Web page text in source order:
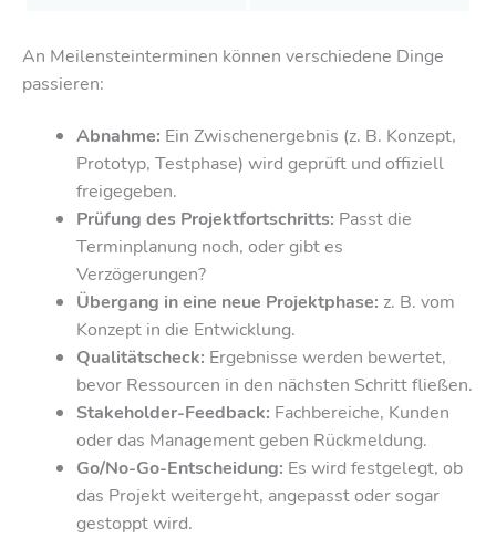
An Meilensteinterminen können verschiedene Dinge
passieren:
Abnahme: Ein Zwischenergebnis (z. B. Konzept,
Prototyp, Testphase) wird geprüft und offiziell
freigegeben.
Prüfung des Projektfortschritts: Passt die
Terminplanung noch, oder gibt es
Verzögerungen?
Übergang in eine neue Projektphase: z. B. vom
Konzept in die Entwicklung.
Qualitätscheck: Ergebnisse werden bewertet,
bevor Ressourcen in den nächsten Schritt fließen.
Stakeholder-Feedback: Fachbereiche, Kunden
oder das Management geben Rückmeldung.
Go/No-Go-Entscheidung: Es wird festgelegt, ob
das Projekt weitergeht, angepasst oder sogar
gestoppt wird.